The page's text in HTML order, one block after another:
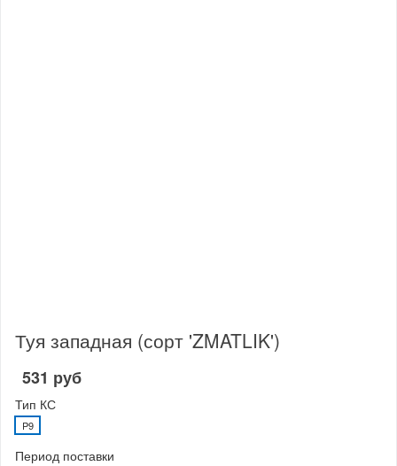
Туя западная (сорт 'ZMATLIK')
531 руб
Тип КС
P9
Период поставки